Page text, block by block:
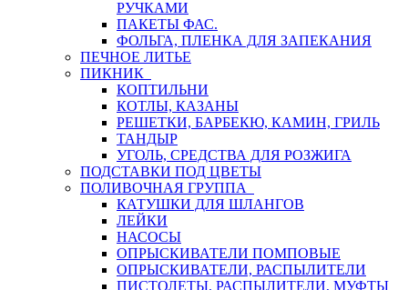
РУЧКАМИ
ПАКЕТЫ ФАС.
ФОЛЬГА, ПЛЕНКА ДЛЯ ЗАПЕКАНИЯ
ПЕЧНОЕ ЛИТЬЕ
ПИКНИК
КОПТИЛЬНИ
КОТЛЫ, КАЗАНЫ
РЕШЕТКИ, БАРБЕКЮ, КАМИН, ГРИЛЬ
ТАНДЫР
УГОЛЬ, СРЕДСТВА ДЛЯ РОЗЖИГА
ПОДСТАВКИ ПОД ЦВЕТЫ
ПОЛИВОЧНАЯ ГРУППА
КАТУШКИ ДЛЯ ШЛАНГОВ
ЛЕЙКИ
НАСОСЫ
ОПРЫСКИВАТЕЛИ ПОМПОВЫЕ
ОПРЫСКИВАТЕЛИ, РАСПЫЛИТЕЛИ
ПИСТОЛЕТЫ, РАСПЫЛИТЕЛИ, МУФТЫ